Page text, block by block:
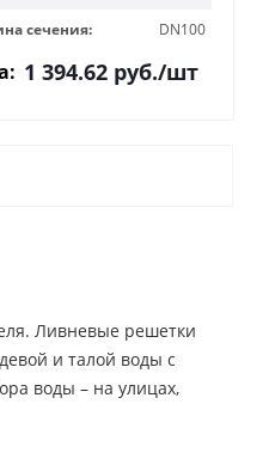
сечения:
DN100
1 394.62руб./шт
Ливневые решетки
и талой воды с
воды – на улицах,